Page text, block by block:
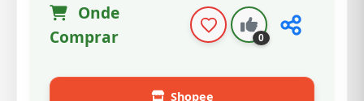
Onde
Comprar
0
Shopee